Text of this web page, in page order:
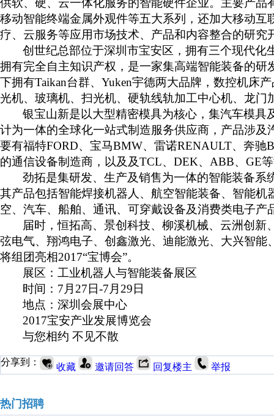
供软、硬、云一体化服务的智能硬件企业。主要产
移动智能终端金属外观件等五大系列，还加大移动
疗、云服务等应用市场技术、产品和内容整合的研究
创世纪总部位于深圳市宝安区，拥有三个现代
拥有完全自主知识产权，是一家集高端智能装备的
下拥有Taikan台群、Yuken宇德两大品牌，数控机床
光机、玻璃机、扫光机、硬轨线轨加工中心机、龙
银宝山新是以大型精密模具为核心，集汽车模
计为一体的全球化一站式制造服务供应商，产品涉
要有福特FORD、宝马BMW、雷诺RENAULT、奔驰
的通信设备制造商，以及及TCL、DEK、ABB、GE
劲拓是集研发、生产及销售为一体的智能装备
其产品包括智能焊接机器人、航空智能装备、智能
空、汽车、船舶、通讯、可穿戴设备及消费类电子产
届时，恒拓高、景创科技、柳溪机械、云洲创
弦电气、翔鸿电子、创鑫激光、迪能激光、大兴智
将组团亮相2017“宝博会”。
展区：工业机器人与智能装备展区
时间：7月27日-7月29日
地点：深圳会展中心
2017宝安产业发展博览会
与您相约 不见不散
分享到： 收藏 邀请回答 回复楼主 举报
热门招聘